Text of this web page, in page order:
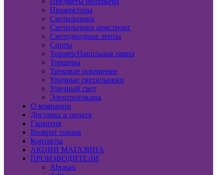
Прожекторы
Светильники
Светильники армстронг
Светодиодные ленты
Споты
Торшер/Напольная лампа
Торшеры
Трековое освещение
Уличные светильники
Уличный свет
Электротовары
О компании
Доставка и оплата
Гарантия
Возврат товара
Контакты
АКЦИИ МАГАЗИНА
ПРОИЗВОДИТЕЛИ
Abrasax